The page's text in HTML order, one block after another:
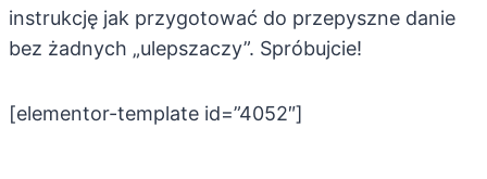
instrukcję jak przygotować do przepyszne danie
bez żadnych „ulepszaczy”. Spróbujcie!
[elementor-template id=”4052″]